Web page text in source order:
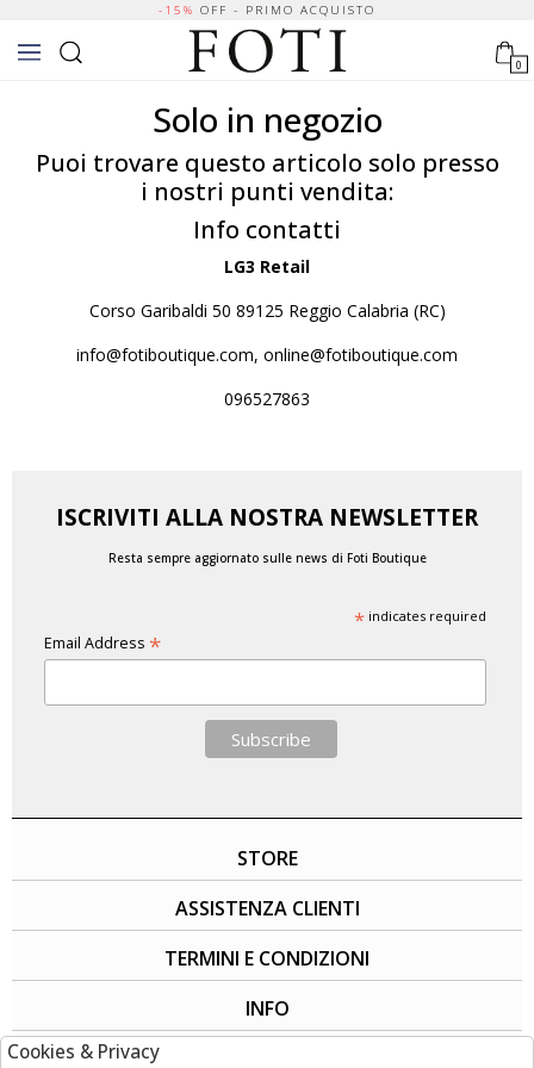
-15% OFF - PRIMO ACQUISTO
0
Solo in negozio
Puoi trovare questo articolo solo presso
i nostri punti vendita:
Info contatti
LG3 Retail
Corso Garibaldi 50 89125 Reggio Calabria (RC)
info@fotiboutique.com, online@fotiboutique.com
096527863
ISCRIVITI ALLA NOSTRA NEWSLETTER
Resta sempre aggiornato sulle news di Foti Boutique
*indicates required
Email Address *
STORE
ASSISTENZA CLIENTI
TERMINI E CONDIZIONI
INFO
Cookies & Privacy